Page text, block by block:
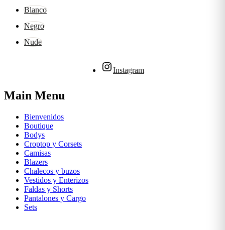
Blanco
Negro
Nude
Instagram
Main Menu
Bienvenidos
Boutique
Bodys
Croptop y Corsets
Camisas
Blazers
Chalecos y buzos
Vestidos y Enterizos
Faldas y Shorts
Pantalones y Cargo
Sets